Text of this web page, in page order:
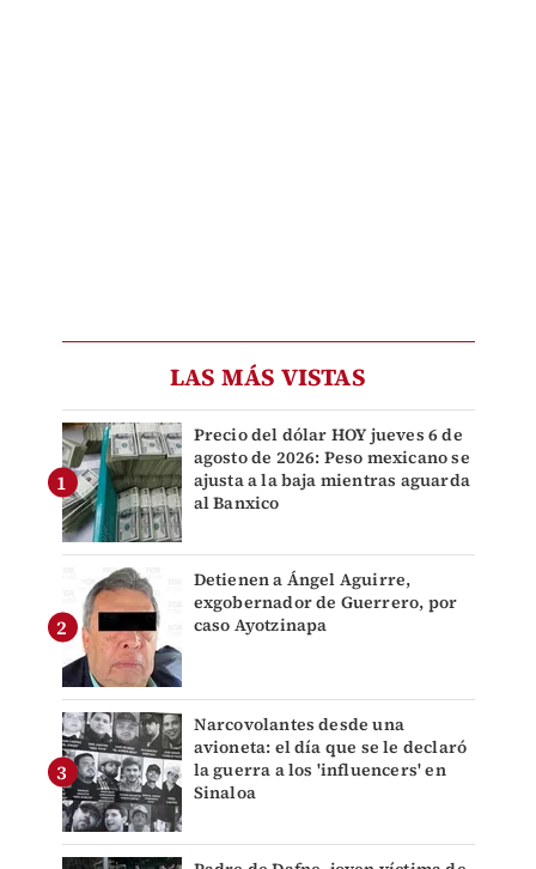
LAS MÁS VISTAS
Precio del dólar HOY jueves 6 de
agosto de 2026: Peso mexicano se
ajusta a la baja mientras aguarda
al Banxico
Detienen a Ángel Aguirre,
exgobernador de Guerrero, por
caso Ayotzinapa
Narcovolantes desde una
avioneta: el día que se le declaró
la guerra a los 'influencers' en
Sinaloa